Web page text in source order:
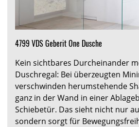
4799 VDS Geberit One Dusche
Kein sichtbares Durcheinander
Duschregal: Bei überzeugten
verschwinden herumstehende
ganz in der Wand in einer
Schiebetür. Das sieht nicht nur
sondern sorgt für